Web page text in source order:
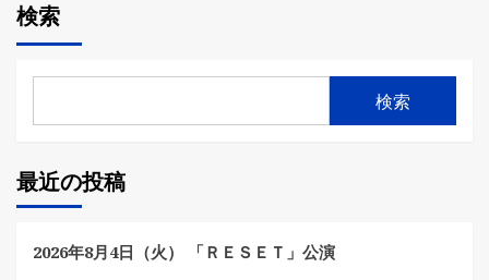
検索
検索
最近の投稿
2026年8月4日（火） 「ＲＥＳＥＴ」公演